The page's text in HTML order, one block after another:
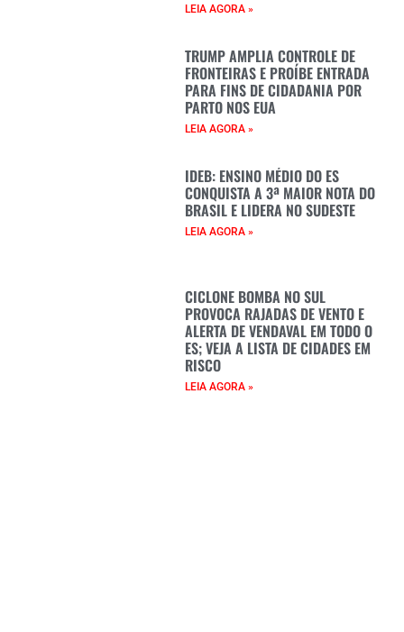
LEIA AGORA »
TRUMP AMPLIA CONTROLE DE
FRONTEIRAS E PROÍBE ENTRADA
PARA FINS DE CIDADANIA POR
PARTO NOS EUA
LEIA AGORA »
IDEB: ENSINO MÉDIO DO ES
CONQUISTA A 3ª MAIOR NOTA DO
BRASIL E LIDERA NO SUDESTE
LEIA AGORA »
CICLONE BOMBA NO SUL
PROVOCA RAJADAS DE VENTO E
ALERTA DE VENDAVAL EM TODO O
ES; VEJA A LISTA DE CIDADES EM
RISCO
LEIA AGORA »